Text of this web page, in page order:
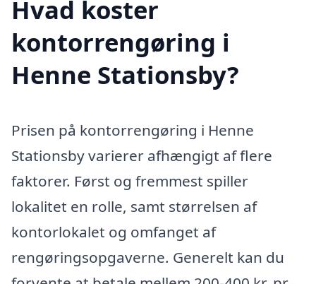
Hvad koster
kontorrengøring i
Henne Stationsby?
Prisen på kontorrengøring i Henne
Stationsby varierer afhængigt af flere
faktorer. Først og fremmest spiller
lokalitet en rolle, samt størrelsen af
kontorlokalet og omfanget af
rengøringsopgaverne. Generelt kan du